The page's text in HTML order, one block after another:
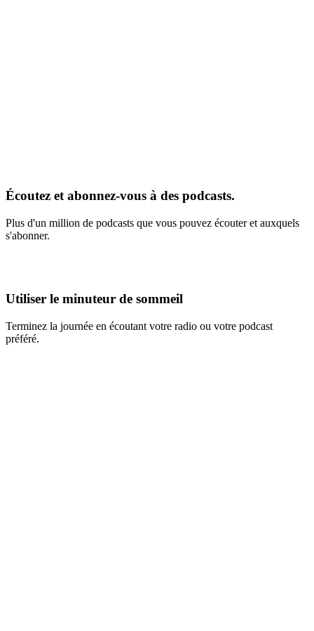
Écoutez et abonnez-vous à des podcasts.
Plus d'un million de podcasts que vous pouvez écouter et auxquels
s'abonner.
Utiliser le minuteur de sommeil
Terminez la journée en écoutant votre radio ou votre podcast
préféré.